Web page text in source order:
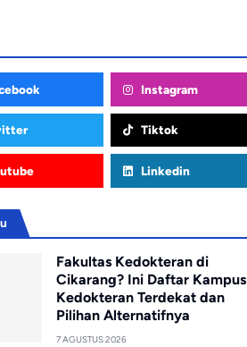
Instagram
Tiktok
Linkedin
Fakultas Kedokteran di
Cikarang? Ini Daftar Kampus
Kedokteran Terdekat dan
Pilihan Alternatifnya
7 AGUSTUS 2026